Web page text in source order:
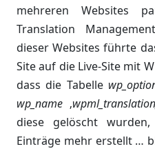
mehreren Websites
Translation
dieser Websites führte
Site auf die Live-Site mit
dass die Tabelle
wp_name ‚
diese gelöscht
Einträge mehr erstellt …